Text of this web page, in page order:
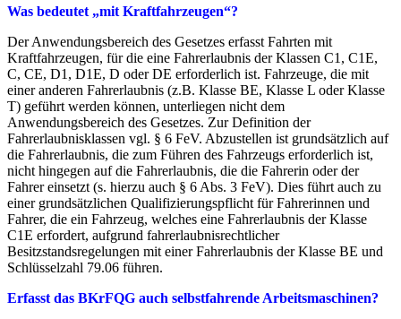
Was bedeutet „mit Kraftfahrzeugen“?
Der Anwendungsbereich des Gesetzes erfasst Fahrten mit
Kraftfahrzeugen, für die eine Fahrerlaubnis der Klassen C1, C1E,
C, CE, D1, D1E, D oder DE erforderlich ist. Fahrzeuge, die mit
einer anderen Fahrerlaubnis (z.B. Klasse BE, Klasse L oder Klasse
T) geführt werden können, unterliegen nicht dem
Anwendungsbereich des Gesetzes. Zur Definition der
Fahrerlaubnisklassen vgl. § 6 FeV. Abzustellen ist grundsätzlich auf
die Fahrerlaubnis, die zum Führen des Fahrzeugs erforderlich ist,
nicht hingegen auf die Fahrerlaubnis, die die Fahrerin oder der
Fahrer einsetzt (s. hierzu auch § 6 Abs. 3 FeV). Dies führt auch zu
einer grundsätzlichen Qualifizierungspflicht für Fahrerinnen und
Fahrer, die ein Fahrzeug, welches eine Fahrerlaubnis der Klasse
C1E erfordert, aufgrund fahrerlaubnisrechtlicher
Besitzstandsregelungen mit einer Fahrerlaubnis der Klasse BE und
Schlüsselzahl 79.06 führen.
Erfasst das BKrFQG auch selbstfahrende Arbeitsmaschinen?